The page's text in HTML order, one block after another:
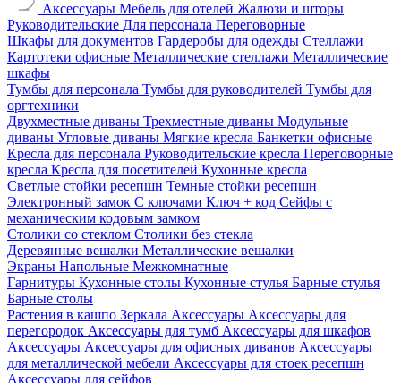
Аксессуары Мебель для отелей Жалюзи и шторы
Руководительские Для персонала Переговорные
Шкафы для документов Гардеробы для одежды Стеллажи
Картотеки офисные Металлические стеллажи Металлические
шкафы
Тумбы для персонала Тумбы для руководителей Тумбы для
оргтехники
Двухместные диваны Трехместные диваны Модульные
диваны Угловые диваны Мягкие кресла Банкетки офисные
Кресла для персонала Руководительские кресла Переговорные
кресла Кресла для посетителей Кухонные кресла
Светлые стойки ресепшн Темные стойки ресепшн
Электронный замок С ключами Ключ + код Сейфы с
механическим кодовым замком
Столики со стеклом Столики без стекла
Деревянные вешалки Металлические вешалки
Экраны Напольные Межкомнатные
Гарнитуры Кухонные столы Кухонные стулья Барные стулья
Барные столы
Растения в кашпо Зеркала Аксессуары Аксессуары для
перегородок Аксессуары для тумб Аксессуары для шкафов
Аксессуары Аксессуары для офисных диванов Аксессуары
для металлической мебели Аксессуары для стоек ресепшн
Аксессуары для сейфов